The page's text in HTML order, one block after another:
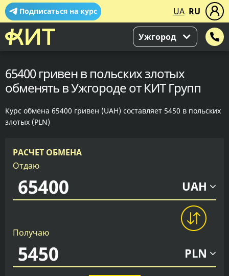
Подписаться на курс UA RU
Ужгород
65400 гривен в польских злотых
обменять в Ужгороде от КИТ Групп
Курс обмена 65400 гривен (UAH) составляет 5450 в польских
злотых (PLN)
РАСЧЕТ ОБМЕНА
Отдаю
UAH
Получаю
PLN